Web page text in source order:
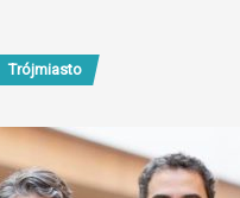
Trójmiasto